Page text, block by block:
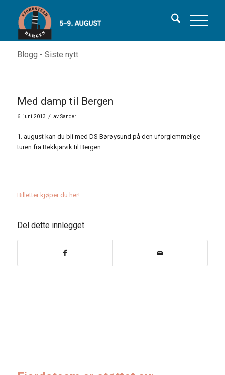
Blogg - Siste nytt
Med damp til Bergen
6. juni 2013 / av Sander
1. august kan du bli med DS Børøysund på den uforglemmelige
turen fra Bekkjarvik til Bergen.
Billetter kjøper du her!
Del dette innlegget